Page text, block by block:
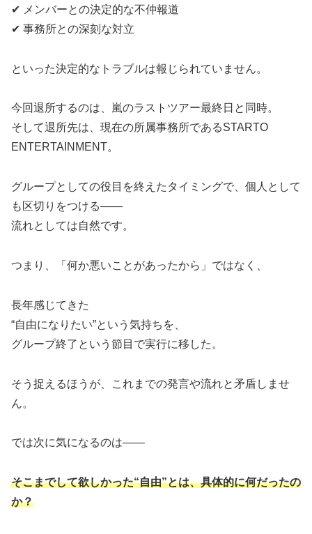
✔ メンバーとの決定的な不仲報道
✔ 事務所との深刻な対立
といった決定的なトラブルは報じられていません。
今回退所するのは、嵐のラストツアー最終日と同時。
そして退所先は、現在の所属事務所であるSTARTO
ENTERTAINMENT。
グループとしての役目を終えたタイミングで、個人として
も区切りをつける――
流れとしては自然です。
つまり、「何か悪いことがあったから」ではなく、
長年感じてきた
“自由になりたい”という気持ちを、
グループ終了という節目で実行に移した。
そう捉えるほうが、これまでの発言や流れと矛盾しませ
ん。
では次に気になるのは――
そこまでして欲しかった“自由”とは、具体的に何だったの
か？